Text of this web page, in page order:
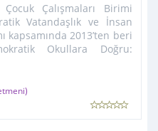
Çalışmaları Birimi
Vatandaşlık ve İnsan
kapsamında 2013’ten beri
Okullara Doğru: